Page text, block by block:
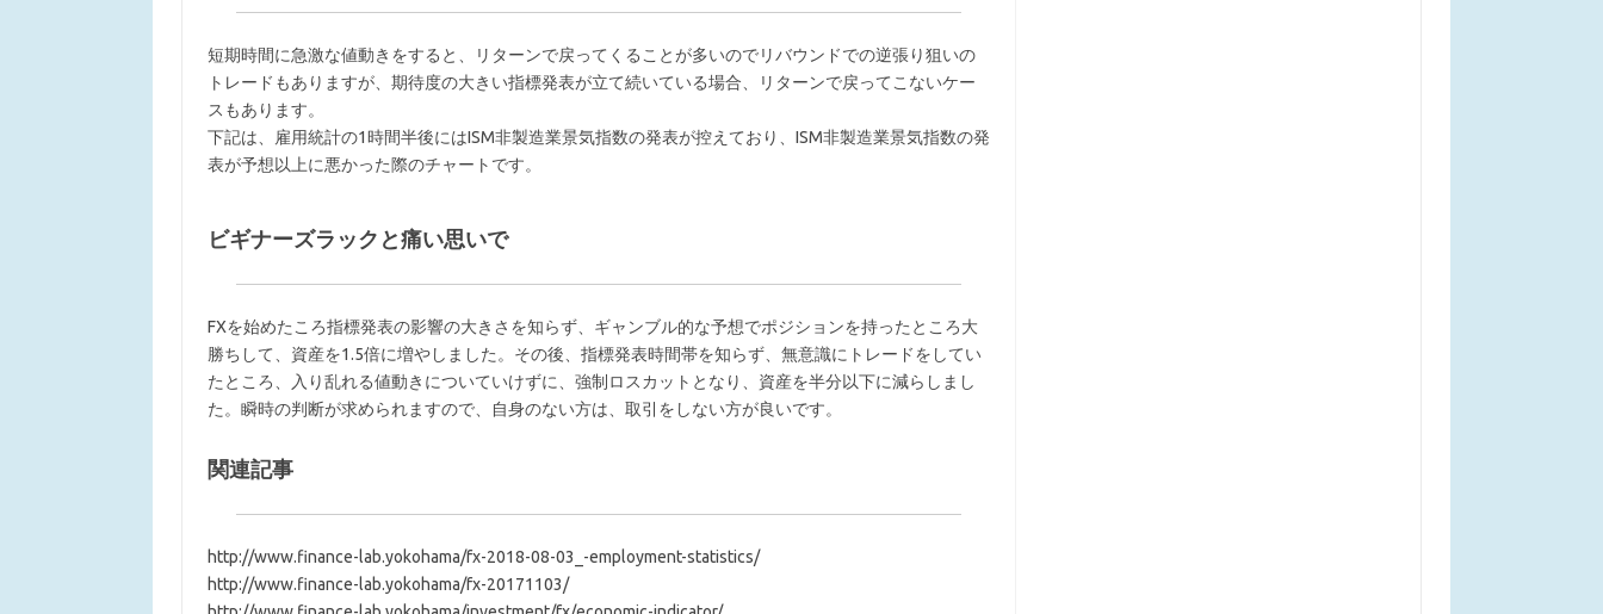
短期時間に急激な値動きをすると、リターンで戻ってくることが多いのでリバウンドでの逆張り狙いの
トレードもありますが、期待度の大きい指標発表が立て続いている場合、リターンで戻ってこないケー
スもあります。
下記は、雇用統計の1時間半後にはISM非製造業景気指数の発表が控えており、ISM非製造業景気指数の発
表が予想以上に悪かった際のチャートです。
ビギナーズラックと痛い思いで
FXを始めたころ指標発表の影響の大きさを知らず、ギャンブル的な予想でポジションを持ったところ大
勝ちして、資産を1.5倍に増やしました。その後、指標発表時間帯を知らず、無意識にトレードをしてい
たところ、入り乱れる値動きについていけずに、強制ロスカットとなり、資産を半分以下に減らしまし
た。瞬時の判断が求められますので、自身のない方は、取引をしない方が良いです。
関連記事
http://www.finance-lab.yokohama/fx-2018-08-03_-employment-statistics/
http://www.finance-lab.yokohama/fx-20171103/